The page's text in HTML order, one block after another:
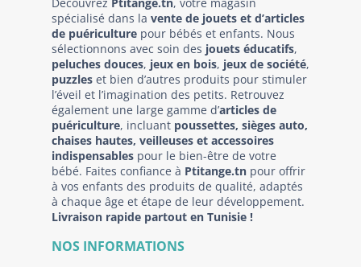
spécialisé dans la vente de jouets et d’articles
de puériculture pour bébés et enfants. Nous
sélectionnons avec soin des jouets éducatifs,
peluches douces, jeux en bois, jeux de société,
puzzles et bien d’autres produits pour stimuler
l’éveil et l’imagination des petits. Retrouvez
également une large gamme d’articles de
puériculture, incluant poussettes, sièges auto,
chaises hautes, veilleuses et accessoires
indispensables pour le bien-être de votre
bébé. Faites confiance à Ptitange.tn pour offrir
à vos enfants des produits de qualité, adaptés
à chaque âge et étape de leur développement.
Livraison rapide partout en Tunisie !
NOS INFORMATIONS